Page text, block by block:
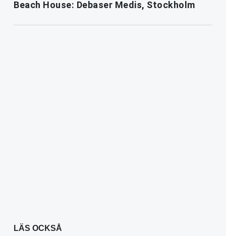
Beach House: Debaser Medis, Stockholm
LÄS OCKSÅ